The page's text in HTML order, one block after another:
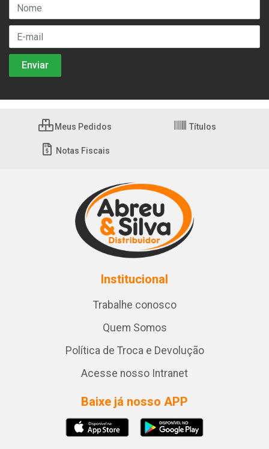
Meus Pedidos Títulos
Notas Fiscais
Institucional
Trabalhe conosco
Quem Somos
Política de Troca e Devolução
Acesse nosso Intranet
Baixe já nosso APP